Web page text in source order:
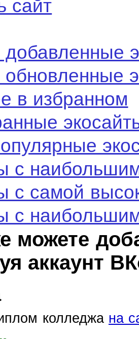
сайт
в избранном
с
с самой
с
можете
аккаунт
колледжа на